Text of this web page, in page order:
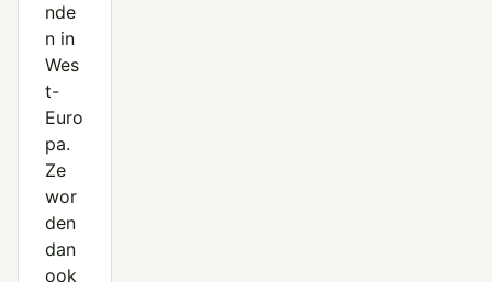
nde
n in
Wes
t-
Euro
pa.
Ze
wor
den
dan
ook